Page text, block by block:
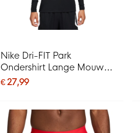
Nike Dri-FIT Park
Ondershirt Lange Mouwen
Zwart Wit
€ 27,99